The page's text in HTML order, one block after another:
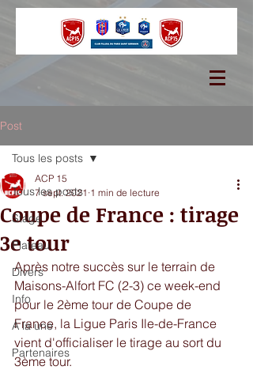
Post
Tous les posts
Stage
Plateau
Divers
Info
A la une
Partenaires
Tous les posts
Coupe de France : tirage
3e tour
ACP 15
7 sept. 2021 1 min de lecture
Après notre succès sur le terrain de
Maisons-Alfort FC (2-3) ce week-end
pour le 2ème tour de Coupe de
France, la Ligue Paris Ile-de-France
vient d'officialiser le tirage au sort du
3ème tour.